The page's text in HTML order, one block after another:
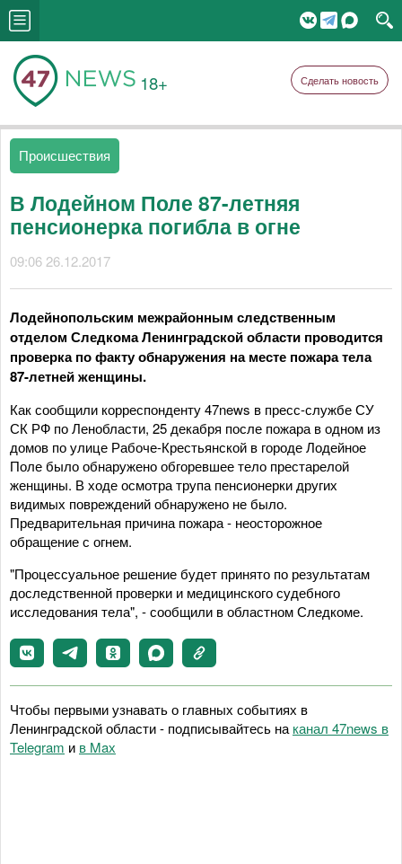
18+ Сделать новость
Происшествия
В Лодейном Поле 87-летняя
пенсионерка погибла в огне
09:06 26.12.2017
Лодейнопольским межрайонным следственным
отделом Следкома Ленинградской области проводится
проверка по факту обнаружения на месте пожара тела
87-летней женщины.
Как сообщили корреспонденту 47news в пресс-службе СУ
СК РФ по Ленобласти, 25 декабря после пожара в одном из
домов по улице Рабоче-Крестьянской в городе Лодейное
Поле было обнаружено обгоревшее тело престарелой
женщины. В ходе осмотра трупа пенсионерки других
видимых повреждений обнаружено не было.
Предварительная причина пожара - неосторожное
обращение с огнем.
"Процессуальное решение будет принято по результатам
доследственной проверки и медицинского судебного
исследования тела", - сообщили в областном Следкоме.
Чтобы первыми узнавать о главных событиях в
Ленинградской области - подписывайтесь на канал 47news в
Telegram и в Maх